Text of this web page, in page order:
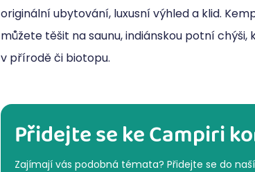
originální ubytování, luxusní výhled a klid.
můžete těšit na saunu, indiánskou potní chýši,
v přírodě či biotopu.
Přidejte se ke Campiri
Zajímají vás podobná témata? Přidejte se do